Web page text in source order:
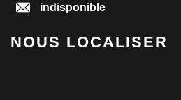
indisponible
NOUS LOCALISER